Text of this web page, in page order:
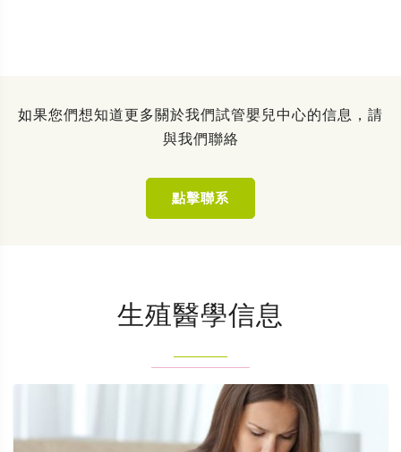
如果您們想知道更多關於我們試管嬰兒中心的信息，請
與我們聯絡
點擊聯系
生殖醫學信息